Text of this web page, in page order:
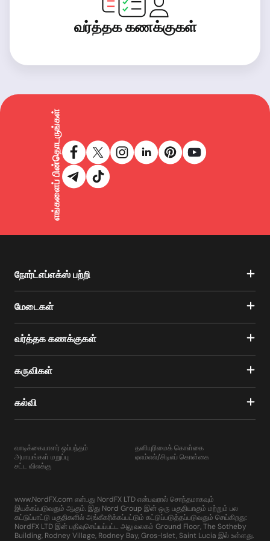
வர்த்தக கணக்குகள்
எங்களைப் பின்தொடருங்கள்
நோர்ட்எப்எக்ஸ் பற்றி
மேடைகள்
வர்த்தக கணக்குகள்
கருவிகள்
கல்வி
வாடிக்கையாளர் ஒப்பந்தம்
அபாயங்கள் மறுப்பு
சட்ட விலக்கு
தனியுரிமைக் கொள்கை
ஏஎம்எல்/சிடிஎப் கொள்கை
www.NordFX.com என்பது NordFX LTD என்பவரால் சொந்தமாகவும்
இயக்கப்படுவதும் ஆகும். இது Nord Group இன் ஒரு பகுதியாகும் மற்றும் பல
கட்டுப்பாட்டு பகுதிகளில் அங்கீகரிக்கப்பட்டும் கட்டுப்படுத்தப்படுவதும் செய்கிறது:
NordFX LTD இன் பதிவுசெய்யப்பட்ட அலுவலகம் Ground Floor, The Sotheby
Building, Rodney Village, Rodney Bay, Gros-Islet, Saint Lucia இல் உள்ளது.